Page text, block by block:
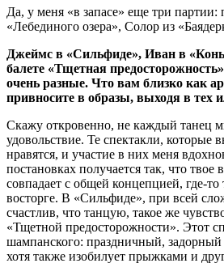
Да, у меня «в запасе» еще три
«Лебединого озера», Солор из
Джеймс в «Сильфиде», Иван в
балете «Тщетная
очень разные. Что вам близко как
привносите в образы, выходя в тех
Скажу откровенно, не каждый танец
удовольствие. Те спектакли, которые
нравятся, и участие в них меня
постановках получается так, что твое
совпадает с общей концепцией, где-то
восторге. В «Сильфиде», при всей
счастлив, что танцую, такое же
«Тщетной предосторожности». Этот
шампанского: праздничный,
хотя также изобилует прыжками и